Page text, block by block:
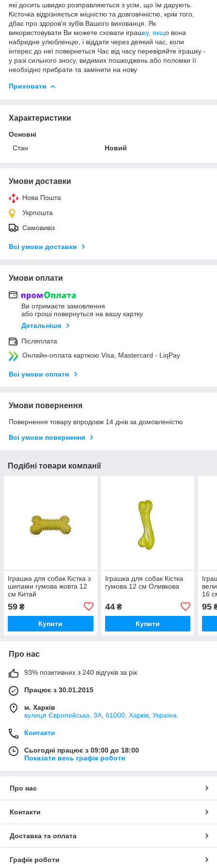
які досить швидко розправляються з усім, що їм дарують.
Кісточка відрізняється міцністю та довговічністю, крім того,
дбає про здоров'я зубів Вашого вихованця. Як
використовувати Ви можете сховати іграшку, якщо вона
набридне улюбленцю, і віддати через деякий час, коли
інтерес до неї повернеться Час від часу перевіряйте іграшку -
у разі сильного зносу, видимих пошкоджень або поломки її
необхідно прибрати та замінити на нову
Приховати
Характеристики
Основні
Стан
Новий
Умови доставки
Нова Пошта
Укрпошта
Самовивіз
Всі умови доставки
Умови оплати
Ви отримаєте замовлення
або гроші повернуться на вашу картку
Детальніше
Післяплата
Онлайн-оплата карткою Visa, Mastercard - LiqPay
Всі умови оплати
Умови повернення
Повернення товару впродовж 14 днів за домовленістю
Всі умови повернення
Подібні товари компанії
Іграшка для собак Кістка з
шипами гумова жовта 12
см Китай
59 ₴
Купити
Іграшка для собак Кістка
гумова 12 см Оливкова
44₴
Купити
16
95
Про нас
93% позитивних з 240 відгуків за рік
Працює з 30.01.2015
м. Харків
вулиця Європейська, 3А, 61000, Харків, Україна
Контакти
Сьогодні працює з 09:00 до 18:00
Показати весь графік роботи
Про нас
Контакти
Доставка та оплата
Графік роботи